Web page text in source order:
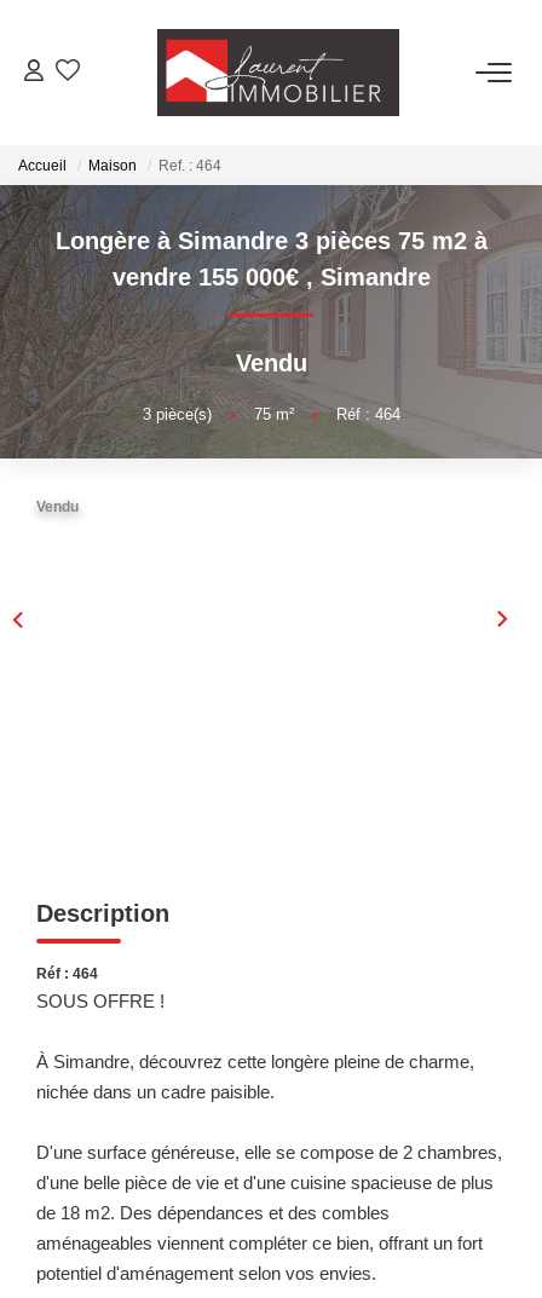
ACHETER
ESTIMER
FAIRE GÉRER
NOS AGENCES
Accueil Maison Ref. : 464
Longère à Simandre 3 pièces 75 m2 à
vendre 155 000€,Simandre
Vendu
3pièce(s) • 75m² • Réf : 464
Vendu
Description
Réf : 464
SOUS OFFRE !
À Simandre, découvrez cette longère pleine de charme,
nichée dans un cadre paisible.
D'une surface généreuse, elle se compose de 2 chambres,
d'une belle pièce de vie et d'une cuisine spacieuse de plus
de 18 m2. Des dépendances et des combles
aménageables viennent compléter ce bien, offrant un fort
potentiel d'aménagement selon vos envies.